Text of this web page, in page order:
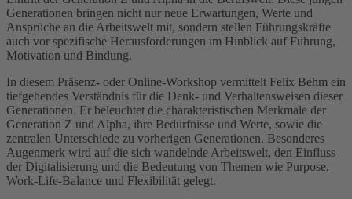
Generationen bringen nicht nur neue Erwartungen, Werte und
Ansprüche an die Arbeitswelt mit, sondern stellen Führungskräfte
auch vor spezifische Herausforderungen im Hinblick auf Führung,
Motivation und Bindung.
In diesem Präsenz- oder Online-Workshop vermittelt Felix Behm ein
tiefgehendes Verständnis für die Denk- und Verhaltensweisen dieser
Generationen. Er beleuchtet die charakteristischen Merkmale der
Generation Z und Alpha, ihre Bedürfnisse und Werte, sowie die
zentralen Unterschiede zu vorherigen Generationen. Besonderes
Augenmerk wird auf die sich wandelnde Arbeitswelt, den Einfluss
der Digitalisierung und die Bedeutung von Themen wie Purpose,
Work-Life-Balance und Flexibilität gelegt.